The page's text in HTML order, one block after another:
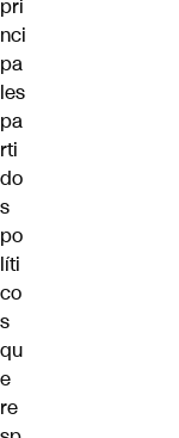
pri
nci
pa
les
pa
rti
do
s
po
líti
co
s
qu
e
re